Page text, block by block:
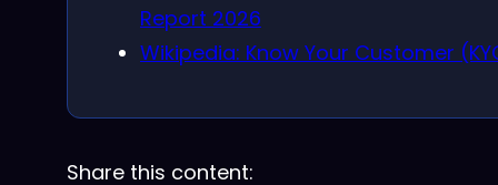
Report 2026
Wikipedia: Know Your Customer
Share this content: